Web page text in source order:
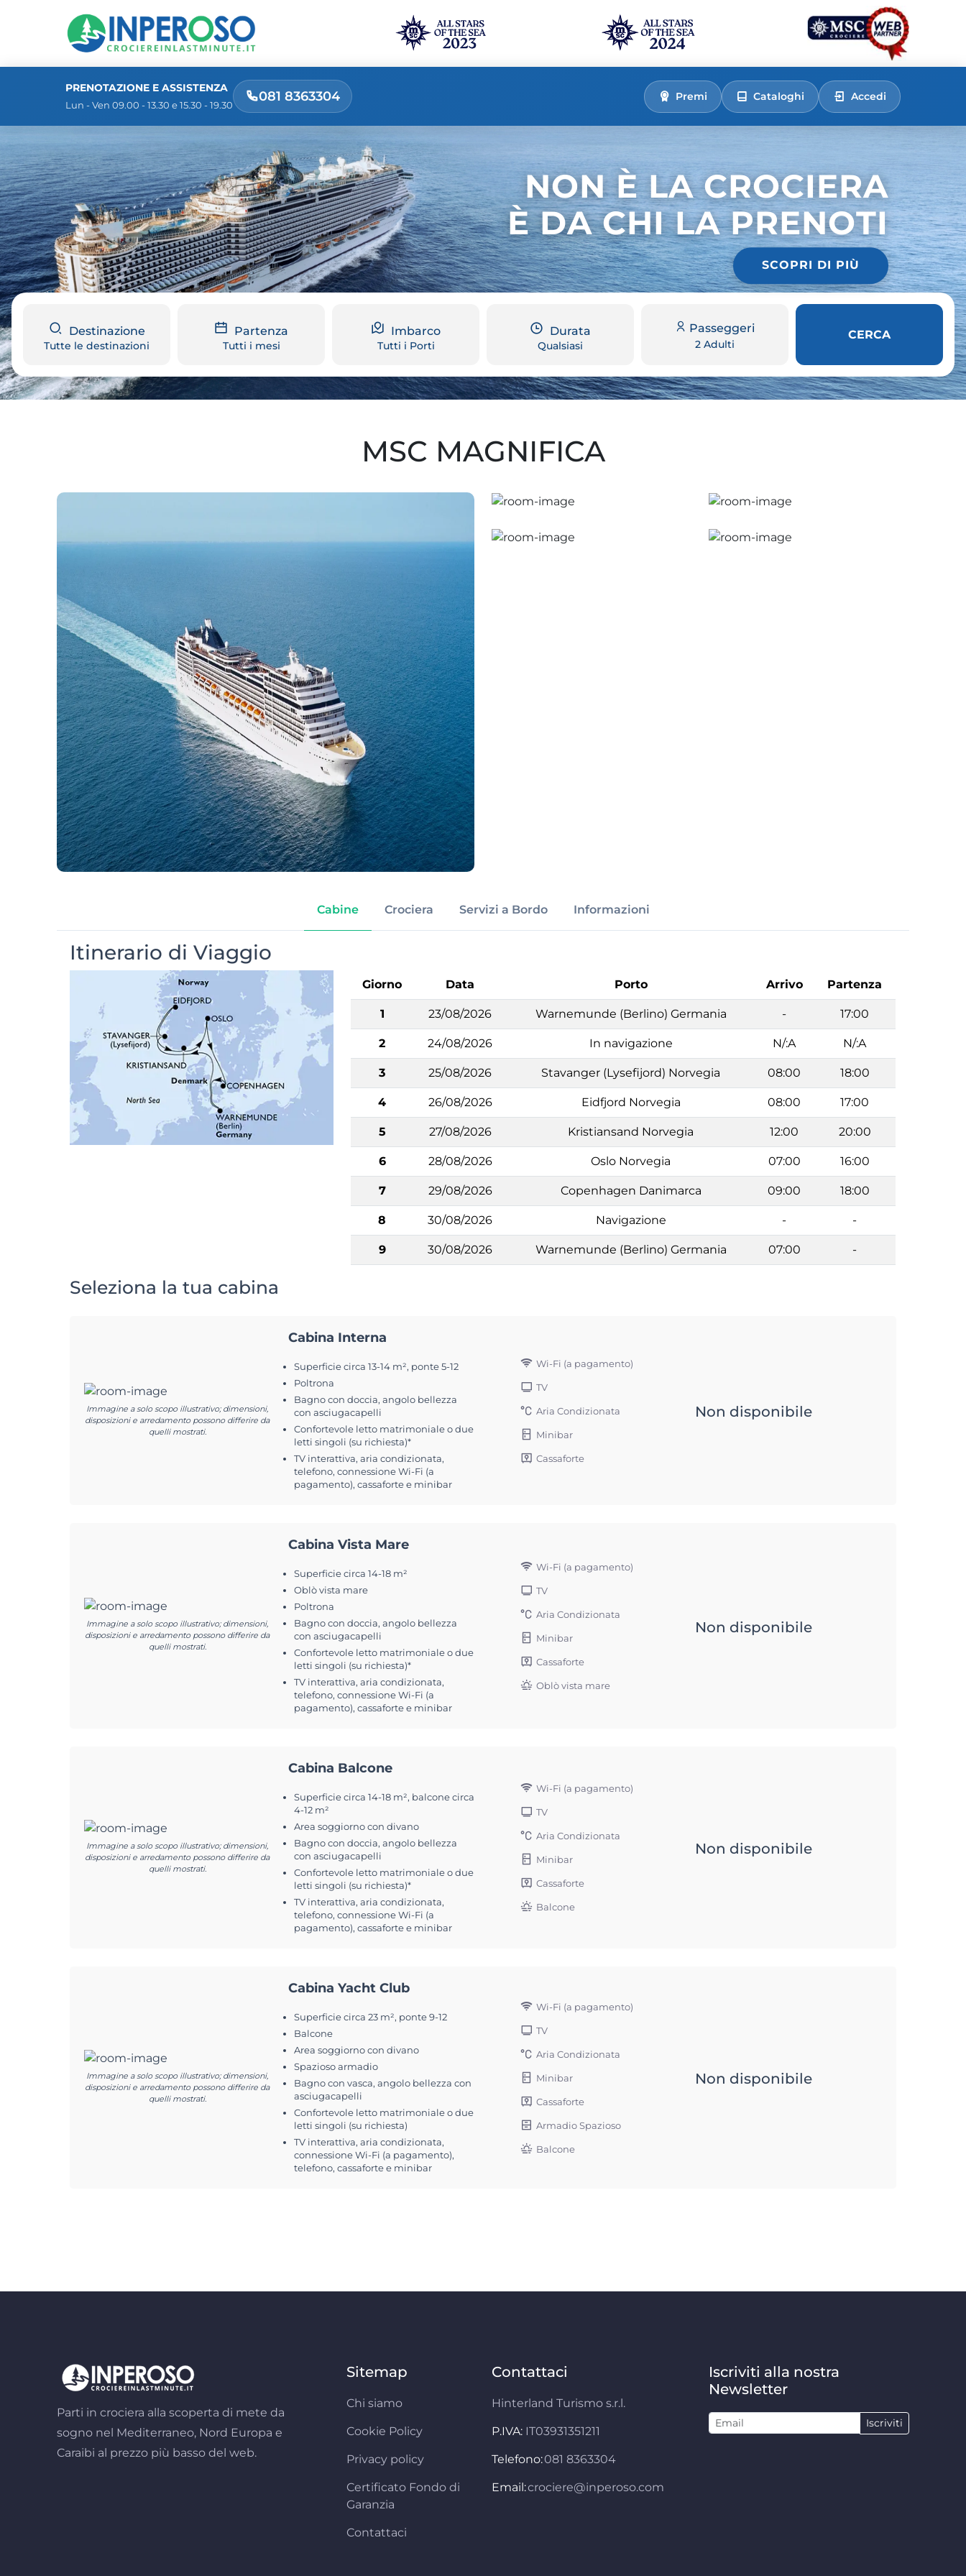
PRENOTAZIONE E ASSISTENZA
Lun - Ven 09.00 - 13.30 e 15.30 - 19.30
081 8363304 Premi Cataloghi Accedi
NON È LA CROCIERA
È DA CHI LA PRENOTI
SCOPRI DI PIÙ
Destinazione
Tutte le destinazioni
Partenza
Tutti i mesi
Imbarco
Tutti i Porti
Durata
Qualsiasi
Passeggeri
2 Adulti
CERCA
MSC MAGNIFICA
Cabine Crociera Servizi a Bordo Informazioni
Itinerario di Viaggio
Giorno Data Porto Arrivo Partenza
1 23/08/2026 Warnemunde (Berlino) Germania - 17:00
2 24/08/2026 In navigazione N/:A N/:A
3 25/08/2026 Stavanger (Lysefijord) Norvegia 08:00 18:00
4 26/08/2026 Eidfjord Norvegia 08:00 17:00
5 27/08/2026 Kristiansand Norvegia 12:00 20:00
6 28/08/2026 Oslo Norvegia 07:00 16:00
7 29/08/2026 Copenhagen Danimarca 09:00 18:00
8 30/08/2026 Navigazione - -
9 30/08/2026 Warnemunde (Berlino) Germania 07:00 -
Seleziona la tua cabina
Immagine a solo scopo illustrativo; dimensioni,
disposizioni e arredamento possono differire da
quelli mostrati.
Cabina Interna
Superficie circa 13-14 m², ponte 5-12
Poltrona
Bagno con doccia, angolo bellezza
con asciugacapelli
Confortevole letto matrimoniale o due
letti singoli (su richiesta)*
TV interattiva, aria condizionata,
telefono, connessione Wi-Fi (a
pagamento), cassaforte e minibar
Wi-Fi (a pagamento)
TV
Aria Condizionata
Minibar
Cassaforte
Non disponibile
Immagine a solo scopo illustrativo; dimensioni,
disposizioni e arredamento possono differire da
quelli mostrati.
Cabina Vista Mare
Superficie circa 14-18 m²
Oblò vista mare
Poltrona
Bagno con doccia, angolo bellezza
con asciugacapelli
Confortevole letto matrimoniale o due
letti singoli (su richiesta)*
TV interattiva, aria condizionata,
telefono, connessione Wi-Fi (a
pagamento), cassaforte e minibar
Wi-Fi (a pagamento)
TV
Aria Condizionata
Minibar
Cassaforte
Oblò vista mare
Non disponibile
Immagine a solo scopo illustrativo; dimensioni,
disposizioni e arredamento possono differire da
quelli mostrati.
Cabina Balcone
Superficie circa 14-18 m², balcone circa
4-12 m²
Area soggiorno con divano
Bagno con doccia, angolo bellezza
con asciugacapelli
Confortevole letto matrimoniale o due
letti singoli (su richiesta)*
TV interattiva, aria condizionata,
telefono, connessione Wi-Fi (a
pagamento), cassaforte e minibar
Wi-Fi (a pagamento)
TV
Aria Condizionata
Minibar
Cassaforte
Balcone
Non disponibile
Immagine a solo scopo illustrativo; dimensioni,
disposizioni e arredamento possono differire da
quelli mostrati.
Cabina Yacht Club
Superficie circa 23 m², ponte 9-12
Balcone
Area soggiorno con divano
Spazioso armadio
Bagno con vasca, angolo bellezza con
asciugacapelli
Confortevole letto matrimoniale o due
letti singoli (su richiesta)
TV interattiva, aria condizionata,
connessione Wi-Fi (a pagamento),
telefono, cassaforte e minibar
Wi-Fi (a pagamento)
TV
Aria Condizionata
Minibar
Cassaforte
Armadio Spazioso
Balcone
Non disponibile
Parti in crociera alla scoperta di mete da
sogno nel Mediterraneo, Nord Europa e
Caraibi al prezzo più basso del web.
Sitemap
Chi siamo
Cookie Policy
Privacy policy
Certificato Fondo di
Garanzia
Contattaci
Contattaci
Hinterland Turismo s.r.l.
P.IVA: IT03931351211
Telefono:081 8363304
Email:crociere@inperoso.com
Iscriviti alla nostra
Newsletter
Iscriviti